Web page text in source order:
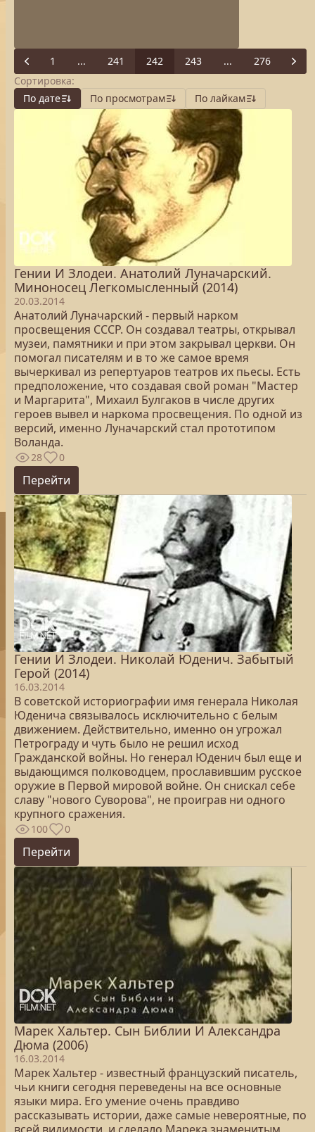
Previous
1 ... 241 242 243 ... 276
Next
Сортировка:
По дате
По просмотрам По лайкам
Гении И Злодеи. Анатолий Луначарский.
Миноносец Легкомысленный (2014)
20.03.2014
Анатолий Луначарский - первый нарком
просвещения СССР. Он создавал театры, открывал
музеи, памятники и при этом закрывал церкви. Он
помогал писателям и в то же самое время
вычеркивал из репертуаров театров их пьесы. Есть
предположение, что создавая свой роман "Мастер
и Маргарита", Михаил Булгаков в числе других
героев вывел и наркома просвещения. По одной из
версий, именно Луначарский стал прототипом
Воланда.
28 0
Перейти
Гении И Злодеи. Николай Юденич. Забытый
Герой (2014)
16.03.2014
В советской историографии имя генерала Николая
Юденича связывалось исключительно с белым
движением. Действительно, именно он угрожал
Петрограду и чуть было не решил исход
Гражданской войны. Но генерал Юденич был еще и
выдающимся полководцем, прославившим русское
оружие в Первой мировой войне. Он снискал себе
славу "нового Суворова", не проиграв ни одного
крупного сражения.
100 0
Перейти
Марек Хальтер. Сын Библии И Александра
Дюма (2006)
16.03.2014
Марек Хальтер - известный французский писатель,
чьи книги сегодня переведены на все основные
языки мира. Его умение очень правдиво
рассказывать истории, даже самые невероятные, по